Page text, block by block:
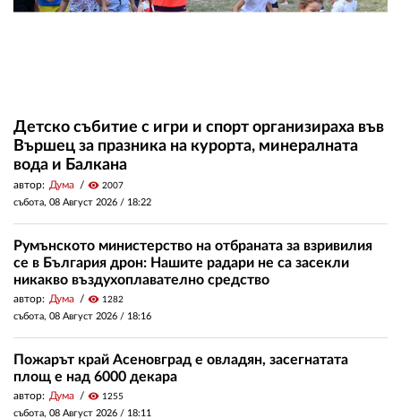
Детско събитие с игри и спорт организираха във
Вършец за празника на курорта, минералната
вода и Балкана
автор: Дума visibility 2007
събота, 08 Август 2026 / 18:22
Румънското министерство на отбраната за взривилия
се в България дрон: Нашите радари не са засекли
никакво въздухоплавателно средство
автор: Дума visibility 1282
събота, 08 Август 2026 / 18:16
Пожарът край Асеновград е овладян, засегнатата
площ е над 6000 декара
автор: Дума visibility 1255
събота, 08 Август 2026 / 18:11